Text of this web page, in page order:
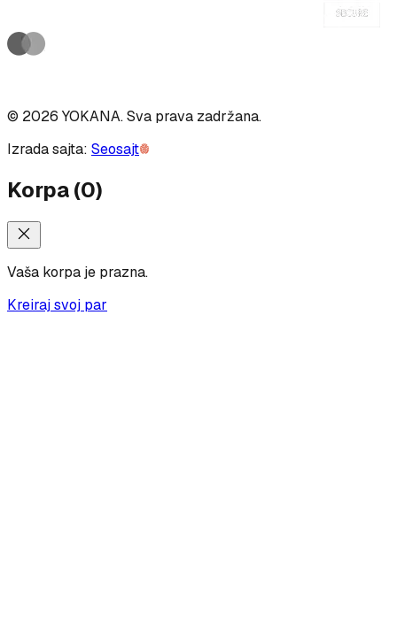
© 2026 YOKANA.Sva prava zadržana.
Izrada sajta: Seosajt
Korpa(0)
Vaša korpa je prazna.
Kreiraj svoj par